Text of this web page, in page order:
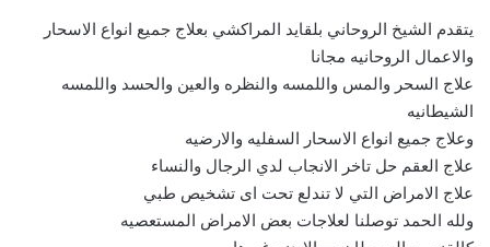
يتقدم الشيخ الروحاني بلقايد المراكشي بعلاج جميع انواع الاسحار
والاعمال الروحانيه مجانا
علاج السحر والمس واللمسه والنظره والعين والحسد واللمسه
الشيطانيه
وعلاج جميع انواع الاسحار السفليه والارضيه
علاج العقم حل تاخر الانجاب لدي الرجال والنساء
علاج الامراض التي لا تندلع تحت اى تشخيص طبي
ولله الحمد توصلنا لعلاجات بعض الامراض المستعصيه